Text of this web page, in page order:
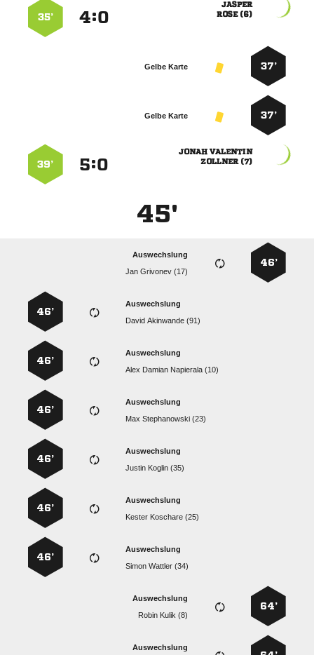

 
:
35’
37’
Gelbe Karte
37’
Gelbe Karte
 
 
:
39’
45'
46’
Auswechslung
  
Auswechslung
  
46’
Auswechslung
   
46’
Auswechslung
  
46’
Auswechslung
  
46’
Auswechslung
  
46’
Auswechslung
  
46’
64’
Auswechslung
  
Auswechslung